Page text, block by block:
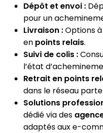
Dépôt et envoi :
pour un
Livraison :Options
en points relais.
Suivi de colis :
l’état
Retrait en points
dans le réseau
Solutions
dédié via des
adaptés aux e-